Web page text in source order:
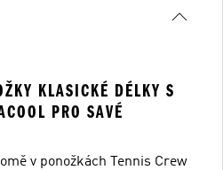
KLASICKÉ DÉLKY S
PRO SAVÉ
v ponožkách Tennis Crew